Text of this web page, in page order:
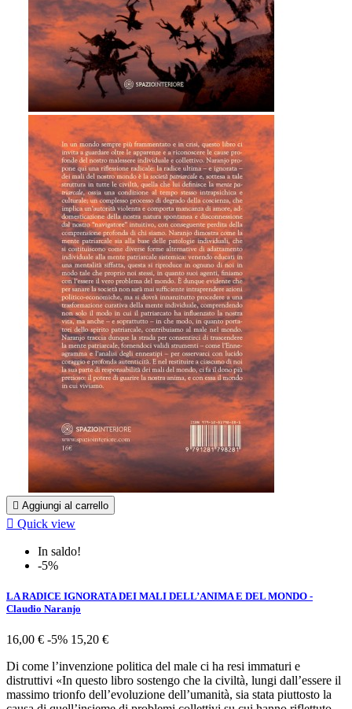
 Aggiungi al carrello
 Quick view
In saldo!
-5%
LA RADICE IGNORATA DEI MALI DELL’ANIMA E DEL MONDO -
Claudio Naranjo
16,00 € -5% 15,20 €
Di come l’invenzione politica del male ci ha resi immaturi e
distruttivi «In questo libro sostengo che la civiltà, lungi dall’essere il
massimo trionfo dell’evoluzione dell’umanità, sia stata piuttosto la